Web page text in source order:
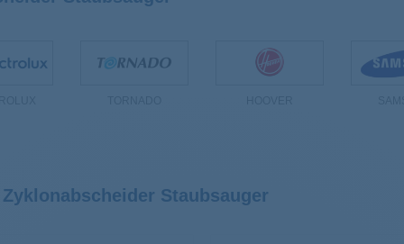
Staubsauger